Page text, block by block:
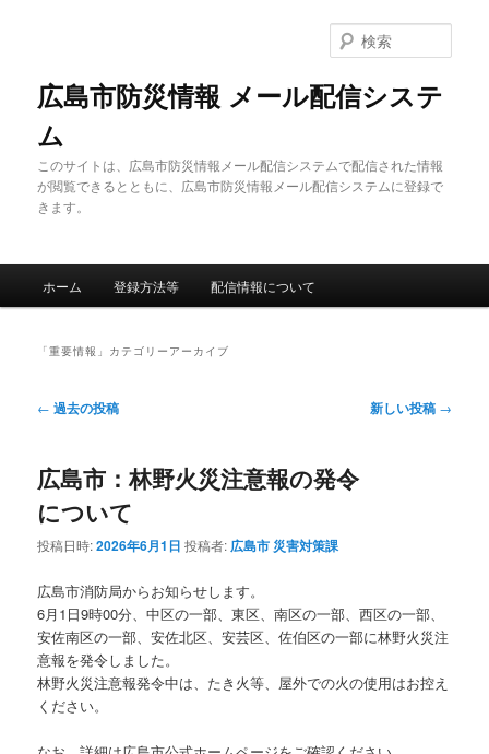
広島市防災情報 メール配信システ
ム
このサイトは、広島市防災情報メール配信システムで配信された情報
が閲覧できるとともに、広島市防災情報メール配信システムに登録で
きます。
索
ホーム 登録方法等 配信情報について
「重要情報 」カテゴリーアーカイブ
投
ビ
ゲ
ー
シ
ン
← 過去の投稿 新しい投稿 →
広島市：林野火災注意報の発令
について
投稿日時:2026年6月1日 投稿者: 広島市 災害対策課
広島市消防局からお知らせします。
6月1日9時00分、中区の一部、東区、南区の一部、西区の一部、
安佐南区の一部、安佐北区、安芸区、佐伯区の一部に林野火災注
意報を発令しました。
林野火災注意報発令中は、たき火等、屋外での火の使用はお控え
ください。